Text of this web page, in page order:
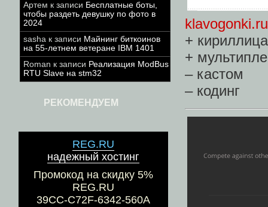
Артем к записи Бесплатные боты,
чтобы раздеть девушку по фото в
2024
sasha к записи Майнинг биткоинов
на 55-летнем ветеране IBM 1401
Roman к записи Реализация ModBus
RTU Slave на stm32
РЕКОМЕНДУЕМ
REG.RU
надежный хостинг
Промокод на скидку 5%
REG.RU
39CC-C72F-6342-560A
klavogonki.ru
+ кириллица
+
– кастом
– кодинг